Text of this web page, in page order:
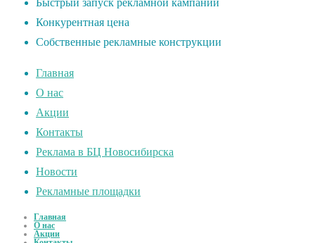
Быстрый запуск рекламной кампании
Конкурентная цена
Собственные рекламные конструкции
Главная
О нас
Акции
Контакты
Реклама в БЦ Новосибирска
Новости
Рекламные площадки
Главная
О нас
Акции